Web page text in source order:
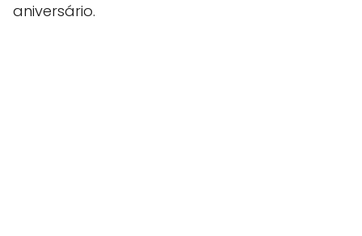
aniversário.